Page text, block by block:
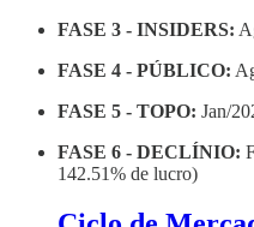
FASE 3 - INSIDERS:
FASE 4 - PÚBLICO:
FASE 5 - TOPO: Jan/
FASE 6 - DECLÍNIO:
142.51% de lucro)